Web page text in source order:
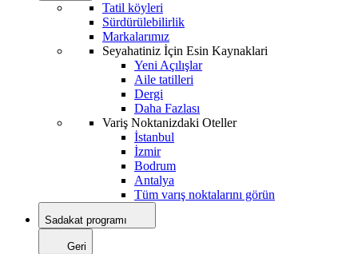
Tatil köyleri
Sürdürülebilirlik
Markalarımız
Seyahatiniz İçin Esin Kaynaklari
Yeni Açılışlar
Aile tatilleri
Dergi
Daha Fazlası
Variş Noktanizdaki Oteller
İstanbul
İzmir
Bodrum
Antalya
Tüm varış noktalarını görün
Sadakat programı
Geri